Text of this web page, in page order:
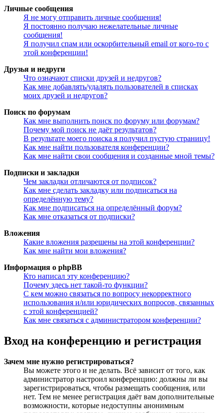
Личные сообщения
Я не могу отправить личные сообщения!
Я постоянно получаю нежелательные личные
сообщения!
Я получил спам или оскорбительный email от кого-то с
этой конференции!
Друзья и недруги
Что означают списки друзей и недругов?
Как мне добавлять/удалять пользователей в списках
моих друзей и недругов?
Поиск по форумам
Как мне выполнить поиск по форуму или форумам?
Почему мой поиск не даёт результатов?
В результате моего поиска я получил пустую страницу!
Как мне найти пользователя конференции?
Как мне найти свои сообщения и созданные мной темы?
Подписки и закладки
Чем закладки отличаются от подписок?
Как мне сделать закладку или подписаться на
определённую тему?
Как мне подписаться на определённый форум?
Как мне отказаться от подписки?
Вложения
Какие вложения разрешены на этой конференции?
Как мне найти мои вложения?
Информация о phpBB
Кто написал эту конференцию?
Почему здесь нет такой-то функции?
С кем можно связаться по вопросу некорректного
использования и/или юридических вопросов, связанных
с этой конференцией?
Как мне связаться с администратором конференции?
Вход на конференцию и регистрация
Зачем мне нужно регистрироваться?
Вы можете этого и не делать. Всё зависит от того, как
администратор настроил конференцию: должны ли вы
зарегистрироваться, чтобы размещать сообщения, или
нет. Тем не менее регистрация даёт вам дополнительные
возможности, которые недоступны анонимным